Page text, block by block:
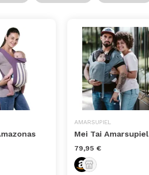
AMARSUPIEL
Mei Tai Amarsupiel
79,95 €